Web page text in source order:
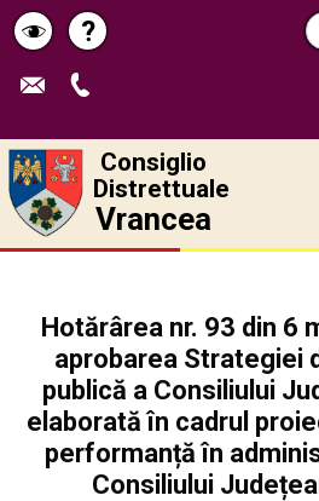
Schimbă
contrastul
Pagina
de
? RICERCA
Consiglio
Distrettuale
Vrancea
Hotărârea nr. 93 din 6
aprobarea Strategiei
publică a Consiliului
elaborată în cadrul
performanță în
Consiliului